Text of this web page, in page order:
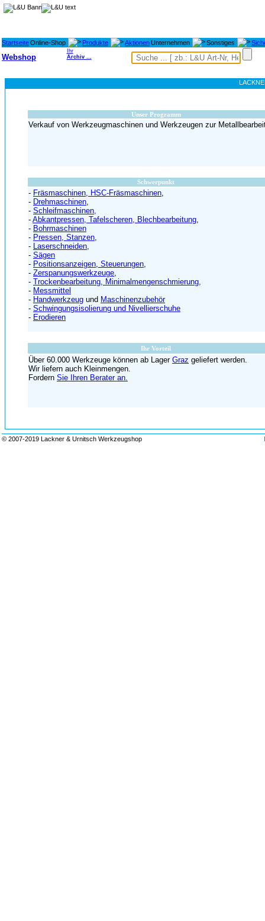
StartseiteOnline-Shop Produkte AktionenUnternehmen Sonstiges
Webshop
Ihr
Archiv ...
Unser Programm
Verkauf von Werkzeugmaschinen und Werkzeugen zur
Schwerpunkt
- Fräsmaschinen, HSC-Fräsmaschinen,
- Drehmaschinen,
- Schleifmaschinen,
- Abkantpressen, Tafelscheren, Blechbearbeitung,
- Bohrmaschinen
- Pressen, Stanzen,
- Laserschneiden,
- Sägen
- Positionsanzeigen, Steuerungen,
- Zerspanungswerkzeuge,
- Trockenbearbeitung, Minimalmengenschmierung,
- Messmittel
- Handwerkzeug und Maschinenzubehör
- Schwingungsisolierung und Nivellierschuhe
- Erodieren
Ihr Vorteil
Über 60.000 Werkzeuge können ab Lager Graz geliefert werden.
Wir liefern auch Kleinmengen.
Fordern Sie Ihren Berater an.
© 2007-2019 Lackner & Urnitsch Werkzeugshop